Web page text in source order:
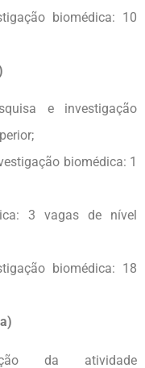
biomédica: 10
e investigação
biomédica: 1
3 vagas de nível
biomédica: 18
da atividade